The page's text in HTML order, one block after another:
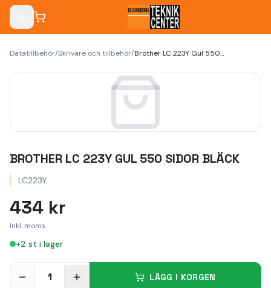
Datatillbehör/Skrivare och tillbehör/ Brother LC 223Y Gul 550 sidor bläck
BROTHER LC 223Y GUL 550 SIDOR BLÄCK
LC223Y
434 kr
Inkl. moms
+2 st i lager
1 LÄGG I KORGEN